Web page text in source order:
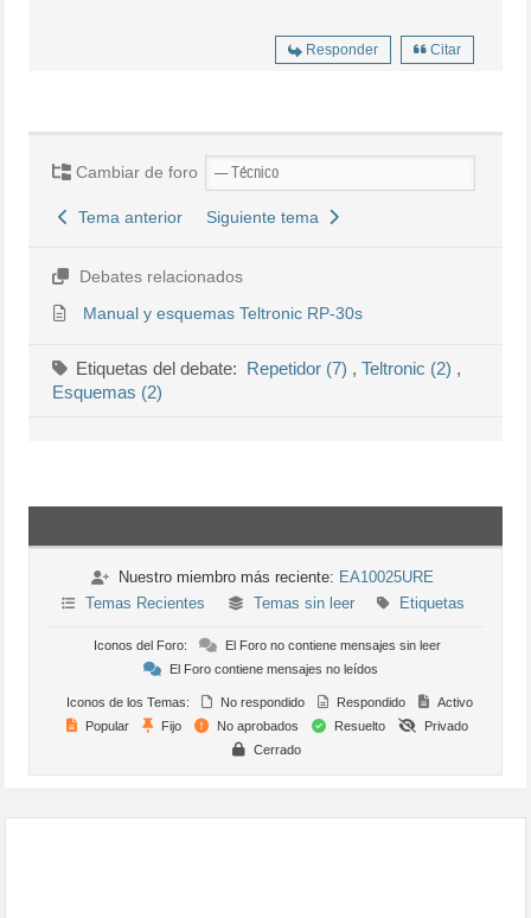
Responder Citar
Cambiar de foro
Tema anterior Siguiente tema
Debates relacionados
Manual y esquemas Teltronic RP-30s
Etiquetas del debate: Repetidor (7) , Teltronic (2) ,
Esquemas (2)
Nuestro miembro más reciente: EA10025URE
Temas Recientes
Temas sin leer Etiquetas
Iconos del Foro:
El Foro no contiene mensajes sin leer
El Foro contiene mensajes no leídos
Iconos de los Temas: No respondido Respondido
Activo
Popular
Fijo No aprobados Resuelto
Privado
Cerrado